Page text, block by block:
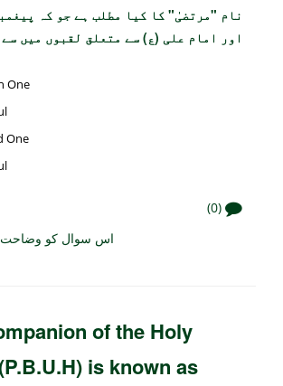
نام "مرتضیٰ" کا کیا مطلب ہے جو کہ
اور امام علی (ع) سے متعلق لقبوں میں
One
One
(0)
اس سوال کو وضاحت
of the Holy
is known as